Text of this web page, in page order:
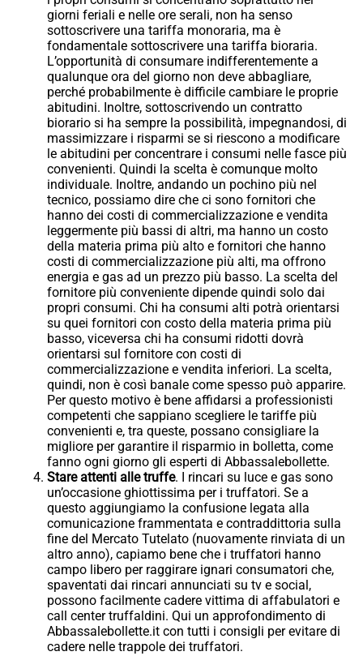
giorni feriali e nelle ore serali, non ha senso
sottoscrivere una tariffa monoraria, ma è
fondamentale sottoscrivere una tariffa bioraria.
L’opportunità di consumare indifferentemente a
qualunque ora del giorno non deve abbagliare,
perché probabilmente è difficile cambiare le proprie
abitudini. Inoltre, sottoscrivendo un contratto
biorario si ha sempre la possibilità, impegnandosi, di
massimizzare i risparmi se si riescono a modificare
le abitudini per concentrare i consumi nelle fasce più
convenienti. Quindi la scelta è comunque molto
individuale. Inoltre, andando un pochino più nel
tecnico, possiamo dire che ci sono fornitori che
hanno dei costi di commercializzazione e vendita
leggermente più bassi di altri, ma hanno un costo
della materia prima più alto e fornitori che hanno
costi di commercializzazione più alti, ma offrono
energia e gas ad un prezzo più basso. La scelta del
fornitore più conveniente dipende quindi solo dai
propri consumi. Chi ha consumi alti potrà orientarsi
su quei fornitori con costo della materia prima più
basso, viceversa chi ha consumi ridotti dovrà
orientarsi sul fornitore con costi di
commercializzazione e vendita inferiori. La scelta,
quindi, non è così banale come spesso può apparire.
Per questo motivo è bene affidarsi a professionisti
competenti che sappiano scegliere le tariffe più
convenienti e, tra queste, possano consigliare la
migliore per garantire il risparmio in bolletta, come
fanno ogni giorno gli esperti di Abbassalebollette.
Stare attenti alle truffe. I rincari su luce e gas sono
un’occasione ghiottissima per i truffatori. Se a
questo aggiungiamo la confusione legata alla
comunicazione frammentata e contraddittoria sulla
fine del Mercato Tutelato (nuovamente rinviata di un
altro anno), capiamo bene che i truffatori hanno
campo libero per raggirare ignari consumatori che,
spaventati dai rincari annunciati su tv e social,
possono facilmente cadere vittima di affabulatori e
call center truffaldini. Qui un approfondimento di
Abbassalebollette.it con tutti i consigli per evitare di
cadere nelle trappole dei truffatori.